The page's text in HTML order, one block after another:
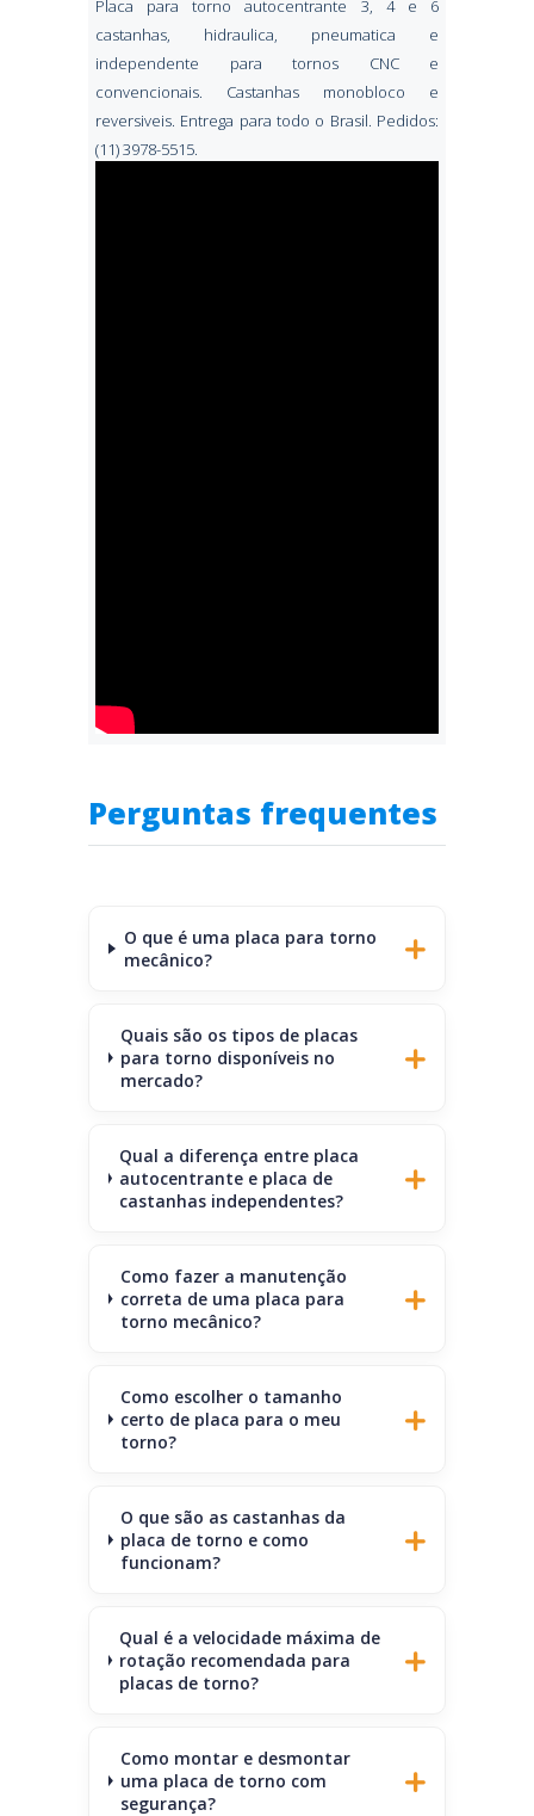
Placa para torno autocentrante 3, 4 e 6
castanhas, hidraulica, pneumatica e
independente para tornos CNC e
convencionais. Castanhas monobloco e
reversiveis. Entrega para todo o Brasil. Pedidos:
(11) 3978-5515.
Perguntas frequentes
O que é uma placa para torno
mecânico?
Quais são os tipos de placas
para torno disponíveis no
mercado?
Qual a diferença entre placa
autocentrante e placa de
castanhas independentes?
Como fazer a manutenção
correta de uma placa para
torno mecânico?
Como escolher o tamanho
certo de placa para o meu
torno?
O que são as castanhas da
placa de torno e como
funcionam?
Qual é a velocidade máxima de
rotação recomendada para
placas de torno?
Como montar e desmontar
uma placa de torno com
segurança?